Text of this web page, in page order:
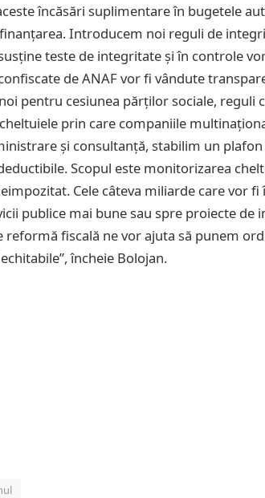
încăsări suplimentare în bugetele
Introducem noi reguli de
teste de integritate și în controle
de ANAF vor fi vândute
pentru cesiunea părților sociale, reguli
prin care companiile
și consultanță, stabilim un plafon
Scopul este monitorizarea
Cele câteva miliarde care vor fi
publice mai bune sau spre proiecte de
fiscală ne vor ajuta să punem
încheie Bolojan.